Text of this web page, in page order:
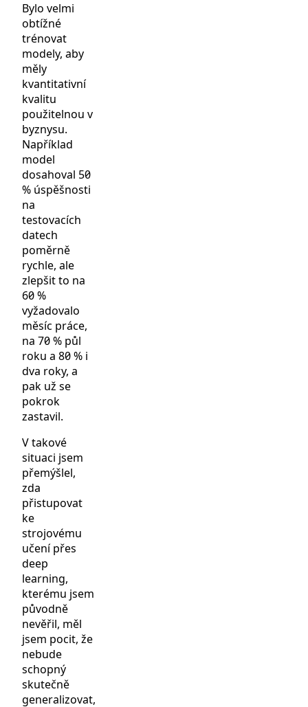
Bylo velmi
obtížné
trénovat
modely, aby
měly
kvantitativní
kvalitu
použitelnou v
byznysu.
Například
model
dosahoval 50
% úspěšnosti
na
testovacích
datech
poměrně
rychle, ale
zlepšit to na
60 %
vyžadovalo
měsíc práce,
na 70 % půl
roku a 80 % i
dva roky, a
pak už se
pokrok
zastavil.
V takové
situaci jsem
přemýšlel,
zda
přistupovat
ke
strojovému
učení přes
deep
learning,
kterému jsem
původně
nevěřil, měl
jsem pocit, že
nebude
schopný
skutečně
generalizovat,